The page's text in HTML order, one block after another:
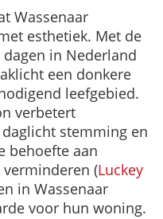
Wassenaar
esthetiek. Met de
in Nederland
een donkere
leefgebied.
verbetert
stemming en
behoefte aan
(Luckey
in Wassenaar
voor hun woning.